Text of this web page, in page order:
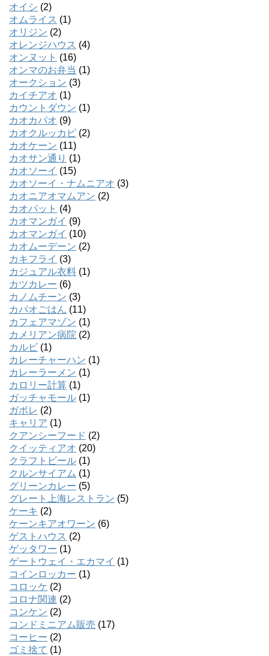
オイシ (2)
オムライス (1)
オリジン (2)
オレンジハウス (4)
オンヌット (16)
オンマのお弁当 (1)
オークション (3)
カイチアオ (1)
カウントダウン (1)
カオカパオ (9)
カオクルッカピ (2)
カオケーン (11)
カオサン通り (1)
カオソーイ (15)
カオソーイ・ナムニアオ (3)
カオニアオマムアン (2)
カオパット (4)
カオマンガイ (9)
カオマンガイ (10)
カオムーデーン (2)
カキフライ (3)
カジュアル衣料 (1)
カツカレー (6)
カノムチーン (3)
カパオごはん (11)
カフェアマゾン (1)
カメリアン病院 (2)
カルビ (1)
カレーチャーハン (1)
カレーラーメン (1)
カロリー計算 (1)
ガッチャモール (1)
ガボレ (2)
キャリア (1)
クアンシーフード (2)
クイッティアオ (20)
クラフトビール (1)
クルンサイアム (1)
グリーンカレー (5)
グレート上海レストラン (5)
ケーキ (2)
ケーンキアオワーン (6)
ゲストハウス (2)
ゲッタワー (1)
ゲートウェイ・エカマイ (1)
コインロッカー (1)
コロッケ (2)
コロナ関連 (2)
コンケン (2)
コンドミニアム販売 (17)
コーヒー (2)
ゴミ捨て (1)